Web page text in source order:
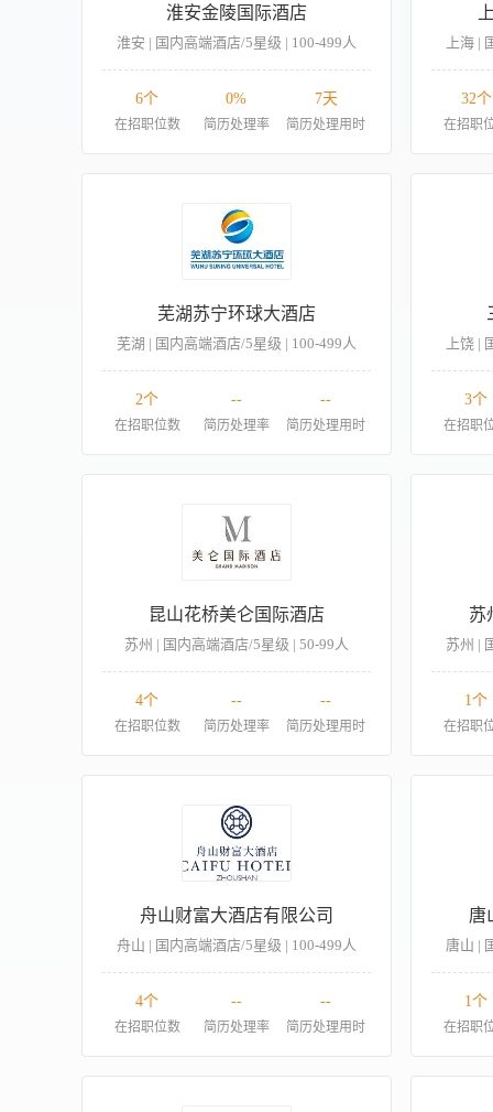
淮安金陵国际酒店
淮安 | 国内高端酒店/5星级 | 100-499人
6个
在招职位数
0%
简历处理率
7天
简历处理用时
上海 |
32个
在招职
芜湖苏宁环球大酒店
芜湖 | 国内高端酒店/5星级 | 100-499人
2个
在招职位数
--
简历处理率
--
简历处理用时
上饶 |
3个
在招职
昆山花桥美仑国际酒店
苏州 | 国内高端酒店/5星级 | 50-99人
4个
在招职位数
--
简历处理率
--
简历处理用时
苏
苏州 |
1个
在招职
舟山财富大酒店有限公司
舟山 | 国内高端酒店/5星级 | 100-499人
4个
在招职位数
--
简历处理率
--
简历处理用时
唐
唐山 |
1个
在招职